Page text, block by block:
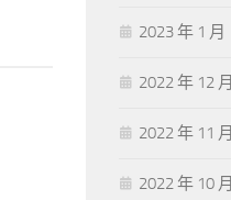
2023 年 1 月
2022 年 12 月
2022 年 11 月
2022 年 10 月